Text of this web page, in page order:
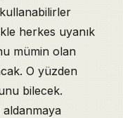
herkes uyanık
mümin olan
O yüzden
bilecek.
aldanmaya